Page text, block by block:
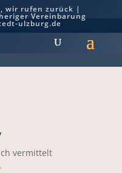
wir rufen zurück |
Vereinbarung
ulzburg.de
vermittelt